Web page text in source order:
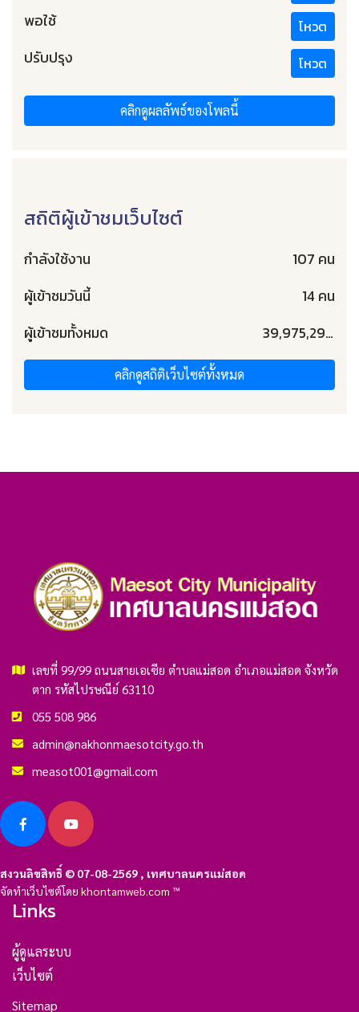
พอใช้ โหวต
ปรับปรุง โหวต
คลิกดูผลลัพธ์ของโพลนี้
สถิติผู้เข้าชมเว็บไซต์
กำลังใช้งาน
107 คน
ผู้เข้าชมวันนี้
14 คน
ผู้เข้าชมทั้งหมด
39,975,293 คน
คลิกดูสถิติเว็บไซต์ทั้งหมด
เลขที่ 99/99 ถนนสายเอเซีย ตำบลแม่สอด อำเภอแม่สอด จังหวัด
ตาก รหัสไปรษณีย์ 63110
055 508 986
admin@nakhonmaesotcity.go.th
measot001@gmail.com
สงวนลิขสิทธิ์ © 07-08-2569 , เทศบาลนครแม่สอด
จัดทำเว็บไซต์โดย khontamweb.com ™
Links
ผู้ดูแลระบบ
เว็บไซต์
Sitemap